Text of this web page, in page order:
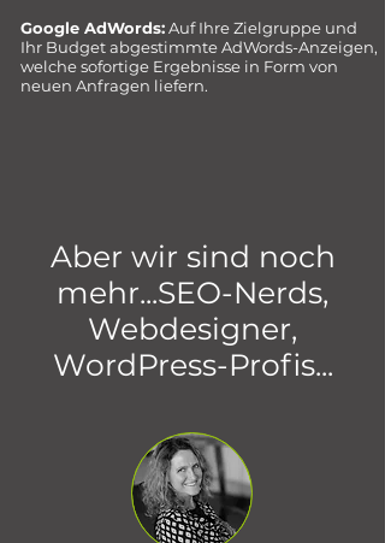
Google AdWords:Auf Ihre Zielgruppe und
Ihr Budget abgestimmte AdWords-Anzeigen,
welche sofortige Ergebnisse in Form von
neuen Anfragen liefern.
Aber wir sind noch
mehr...SEO-Nerds,
Webdesigner,
WordPress-Profis...